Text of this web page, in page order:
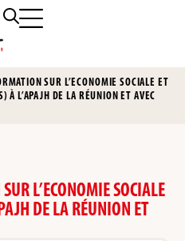
SUR L’ECONOMIE SOCIALE ET
À L’APAJH DE LA RÉUNION ET AVEC
L’ECONOMIE SOCIALE
DE LA RÉUNION ET